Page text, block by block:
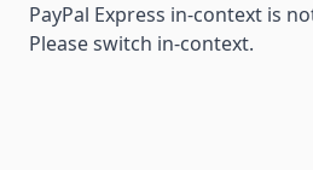
PayPal Express in-context is
Please switch in-context.